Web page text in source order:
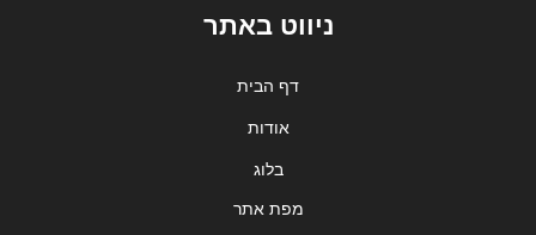
ניווט באתר
דף הבית
אודות
בלוג
מפת אתר